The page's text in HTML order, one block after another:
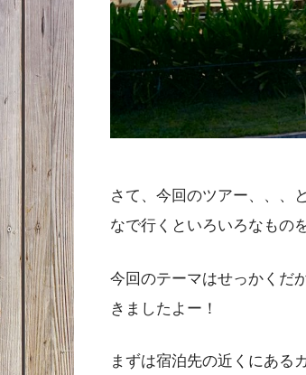
さて、今回のツアー、、、
なで行くといろいろなもの
今回のテーマはせっかくだ
きましたよー！
まずは宿泊先の近くにある